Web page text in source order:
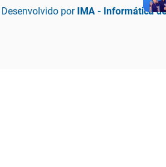
Desenvolvido por IMA - Informática